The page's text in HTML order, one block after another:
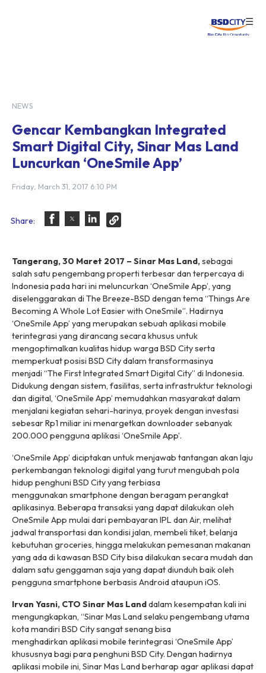
☰
NEWS
Gencar Kembangkan Integrated
Smart Digital City, Sinar Mas Land
Luncurkan ‘OneSmile App’
Friday, March 31, 2017 6:10 PM
Share:
Tangerang,30 Maret 2017 – Sinar Mas Land,sebagai
salah satu pengembang properti terbesar dan terpercaya di
Indonesia pada hari ini meluncurkan ‘OneSmile App’, yang
diselenggarakan di The Breeze-BSD dengan tema“Things Are
Becoming A Whole Lot Easier with OneSmile”. Hadirnya
‘OneSmile App’ yang merupakan sebuah aplikasi mobile
terintegrasi yang dirancang secara khusus untuk
mengoptimalkan kualitas hidup warga BSD City serta
memperkuat posisi BSD City dalam transformasinya
menjadi “The First Integrated Smart Digital City” di Indonesia.
Didukung dengan sistem, fasilitas, serta infrastruktur teknologi
dan digital, ‘OneSmile App’ memudahkan masyarakat dalam
menjalani kegiatan sehari-harinya, proyek dengan investasi
sebesar Rp1 miliar ini menargetkan downloader sebanyak
200.000 pengguna aplikasi ‘OneSmile App’.
‘OneSmile App’ diciptakan untuk menjawab tantangan akan laju
perkembangan teknologi digital yang turut mengubah pola
hidup penghuni BSD City yang terbiasa
menggunakan smartphone dengan beragam perangkat
aplikasinya. Beberapa transaksi yang dapat dilakukan oleh
OneSmile App mulai dari pembayaran IPL dan Air, melihat
jadwal transportasi dan kondisi jalan, membeli tiket, belanja
kebutuhan groceries, hingga melakukan pemesanan makanan
yang ada di kawasan BSD City bisa dilakukan secara mudah dan
dalam satu genggaman saja yang dapat diunduh baik oleh
penggunasmartphone berbasis Android ataupun iOS.
Irvan Yasni, CTO Sinar Mas Landdalam kesempatan kali ini
mengungkapkan, “Sinar Mas Land selaku pengembang utama
kota mandiri BSD City sangat senang bisa
menghadirkan aplikasi mobile terintegrasi ‘OneSmile App’
khususnya bagi para penghuni BSD City. Dengan hadirnya
aplikasi mobile ini, Sinar Mas Land berharap agar aplikasi dapat